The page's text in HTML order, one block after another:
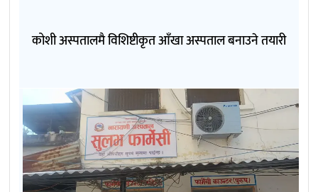
कोशी अस्पतालमै विशिष्टीकृत आँखा अस्पताल बनाउने तयारी